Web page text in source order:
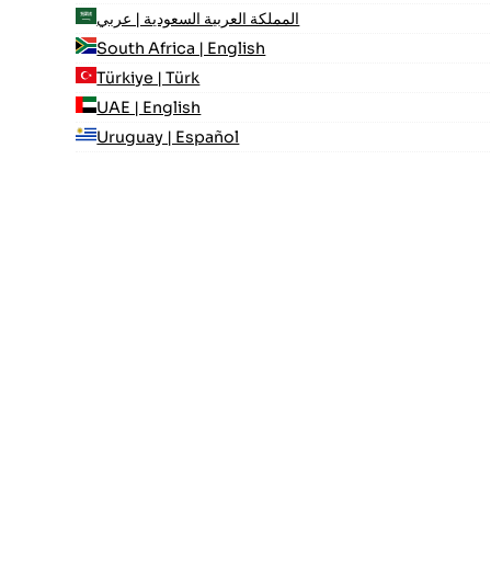
المملكة العربية السعودية | عربي
South Africa | English
Türkiye | Türk
UAE | English
Uruguay | Español